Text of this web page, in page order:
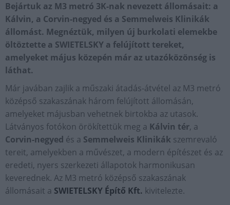
Bejártuk az M3 metró 3K-nak nevezett állomásait: a
Kálvin, a Corvin-negyed és a Semmelweis Klinikák
állomást. Megnéztük, milyen új burkolati elemekbe
öltöztette a SWIETELSKY a felújított tereket,
amelyeket május közepén már az utazóközönség is
láthat.
Már javában zajlik a műszaki átadás-átvétel az M3 metró
középső szakaszának három felújított állomásán,
amelyeket májusban vehetnek birtokba az utasok.
Látványos fotókon örökítettük meg a Kálvin tér, a
Corvin-negyed és a Semmelweis Klinikák szemrevaló
tereit, amelyekben a művészet, a modern építészet és az
eredeti, nyers szerkezeti állapotok harmonikusan
keverednek. Az M3 metró középső szakaszának
állomásait a SWIETELSKY Építő Kft. kivitelezte.